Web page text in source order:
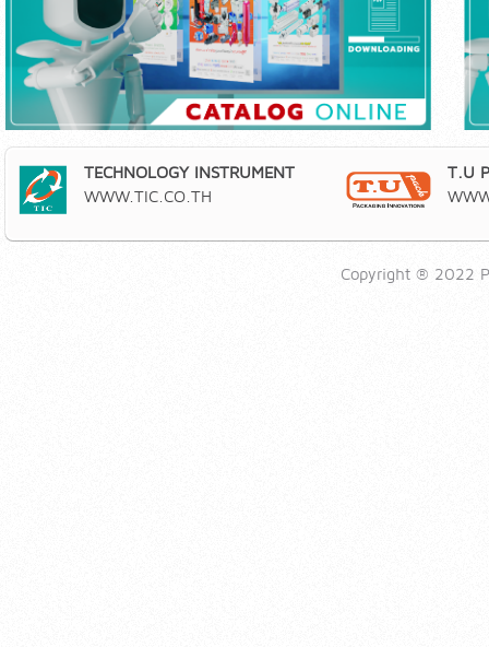
TECHNOLOGY INSTRUMENT
WWW.TIC.CO.TH
T.U
Copyright ® 2022